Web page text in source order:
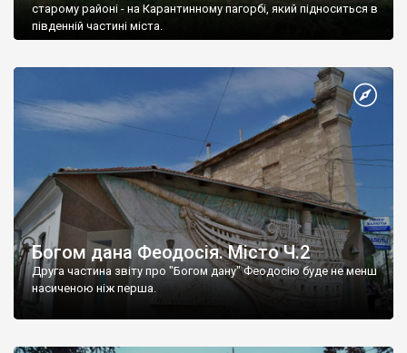
старому районі - на Карантинному пагорбі, який підноситься в
південній частині міста.
Богом дана Феодосія. Місто Ч.2
Друга частина звіту про "Богом дану" Феодосію буде не менш
насиченою ніж перша.